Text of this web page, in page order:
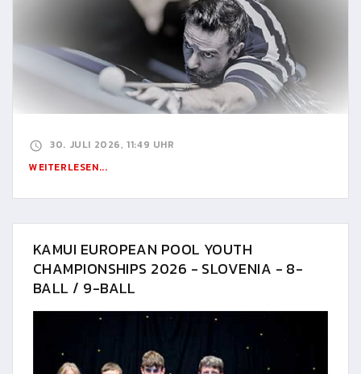
30. JULI 2026, 11:49 UHR
WEITERLESEN...
KAMUI EUROPEAN POOL YOUTH
CHAMPIONSHIPS 2026 - SLOVENIA - 8-
BALL / 9-BALL